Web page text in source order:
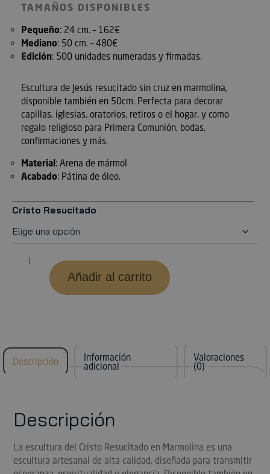
TAMAÑOS DISPONIBLES
Pequeño: 24 cm. – 162€
Mediano: 50 cm. – 480€
Edición: 500 unidades numeradas y firmadas.
Escultura de Jesús resucitado sin cruz en marmolina,
disponible también en 50cm. Perfecta para decorar
capillas, iglesias, oratorios, retiros o el hogar, y como
regalo religioso para Primera Comunión, bodas,
confirmaciones y más.
Material: Arena de mármol
Acabado: Pátina de óleo.
Cristo Resucitado
Añadir al carrito
Descripción
Información
adicional
Valoraciones
(0)
Descripción
La escultura del Cristo Resucitado en Marmolina es una
escultura artesanal de alta calidad, diseñada para transmitir